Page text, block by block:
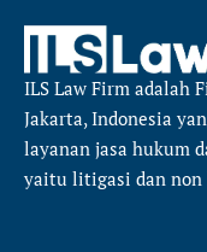
ILS Law Firm adalah
Jakarta, Indonesia
layanan jasa hukum
yaitu litigasi dan